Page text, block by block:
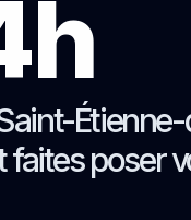
faites poser